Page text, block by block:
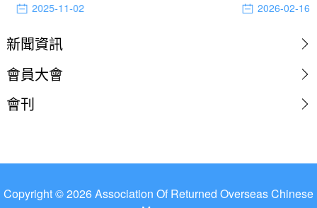
瓊、張華等領導熱情接待。是次座談會由本
2025-11-02 2026-02-16
新聞資訊
會員大會
會刊
Copyright © 2026 Association Of Returned Overseas Chinese